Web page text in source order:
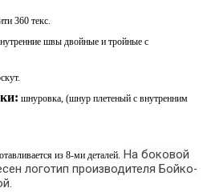
360 текс.
швы двойные и тройные с
шнуровка, (шнур плетеный с внутренним
из 8-ми деталей. На боковой
логотип производителя Бойко-